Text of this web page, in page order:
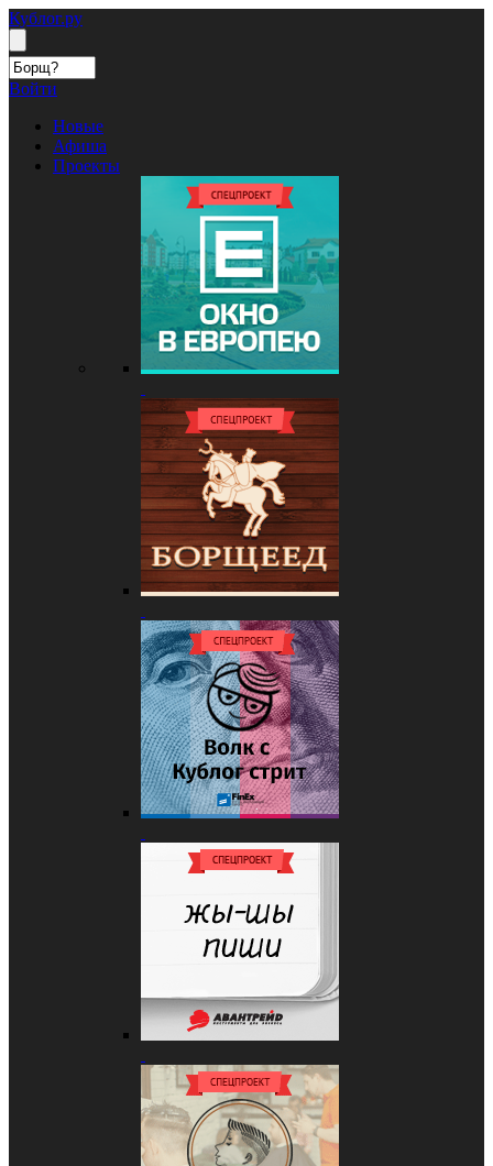
Кублог.ру
Войти
Новые
Афиша
Проекты